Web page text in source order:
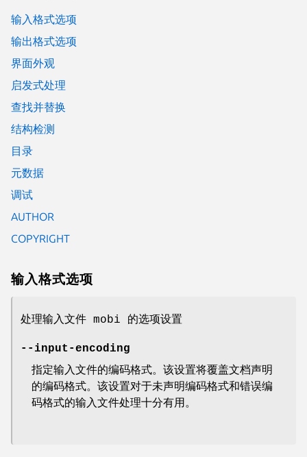
输入格式选项
输出格式选项
界面外观
启发式处理
查找并替换
结构检测
目录
元数据
调试
AUTHOR
COPYRIGHT
输入格式选项
处理输入文件 mobi 的选项设置
--input-encoding
指定输入文件的编码格式。该设置将覆盖文档声明
的编码格式。该设置对于未声明编码格式和错误编
码格式的输入文件处理十分有用。